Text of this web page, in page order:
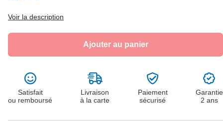
Voir la description
Ajouter au panier
Satisfait
ou remboursé
Livraison
à la carte
Paiement
sécurisé
Garantie
2 ans